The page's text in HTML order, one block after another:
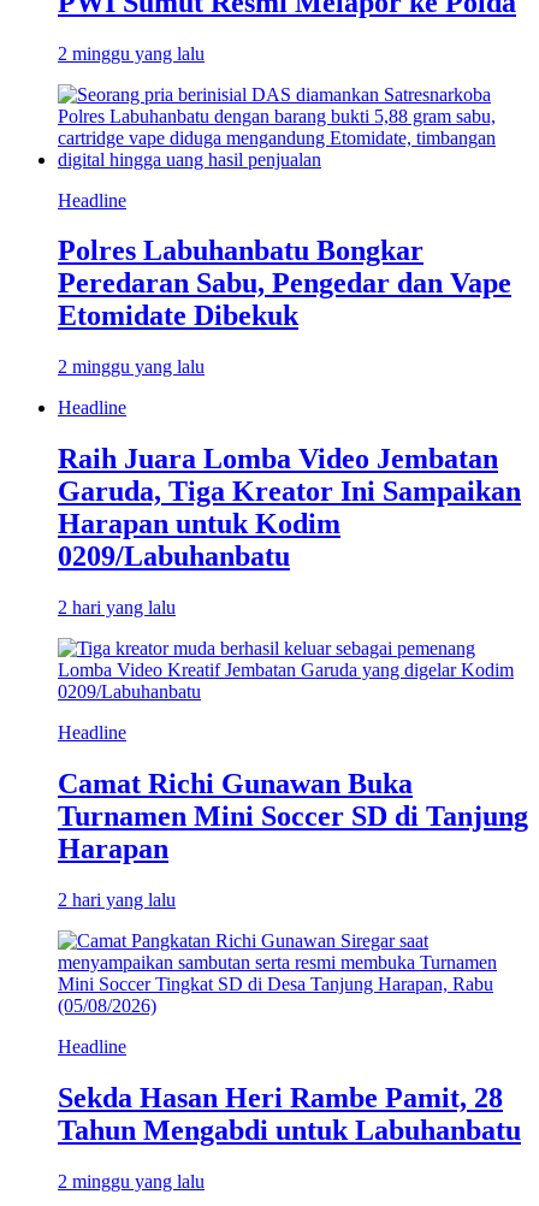
2 minggu yang lalu
Headline
Polres Labuhanbatu Bongkar
Peredaran Sabu, Pengedar dan Vape
Etomidate Dibekuk
2 minggu yang lalu
Headline
Raih Juara Lomba Video Jembatan
Garuda, Tiga Kreator Ini Sampaikan
Harapan untuk Kodim
0209/Labuhanbatu
2 hari yang lalu
Headline
Camat Richi Gunawan Buka
Turnamen Mini Soccer SD di Tanjung
Harapan
2 hari yang lalu
Headline
Sekda Hasan Heri Rambe Pamit, 28
Tahun Mengabdi untuk Labuhanbatu
2 minggu yang lalu